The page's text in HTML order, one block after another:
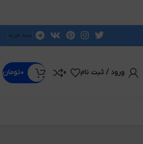
سبد خرید
ورود / ثبت نام 0 ۰تومان